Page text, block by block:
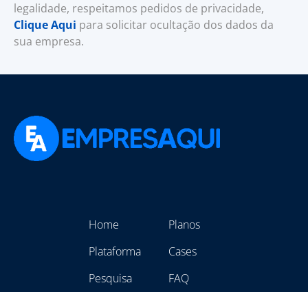
legalidade, respeitamos pedidos de privacidade,
Clique Aqui para solicitar ocultação dos dados da
sua empresa.
Home
Plataforma
Pesquisa
Planos
Cases
FAQ